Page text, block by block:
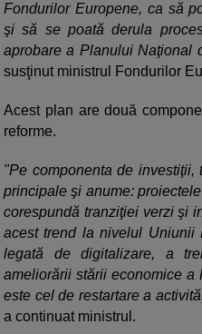
Fondurilor Europene, ca să
şi să se poată derula
aprobare a Planului Naţional
susţinut ministrul Fondurilor
Acest plan are două
reforme.
"Pe componenta de investiţii,
principale şi anume:
corespundă tranziţiei verzi şi
acest trend la nivelul Uniunii
legată de digitalizare, a
ameliorării stării economice a
este cel de restartare a
a continuat ministrul.